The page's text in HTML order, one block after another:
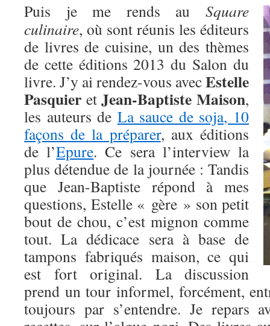
Puis je me rends au Square
culinaire, où sont réunis les éditeurs
de livres de cuisine, un des thèmes
de cette éditions 2013 du Salon du
livre. J’y ai rendez-vous avecEstelle
Pasquier etJean-Baptiste Maison,
les auteurs de La sauce de soja, 10
façons de la préparer, aux éditions
de l’Epure. Ce sera l’interview la
plus détendue de la journée : Tandis
que Jean-Baptiste répond à mes
questions, Estelle « gère » son petit
bout de chou, c’est mignon comme
tout. La dédicace sera à base de
tampons fabriqués maison, ce qui
est fort original. La discussion
prend un tour informel, forcément,
toujours par s’entendre. Je repars